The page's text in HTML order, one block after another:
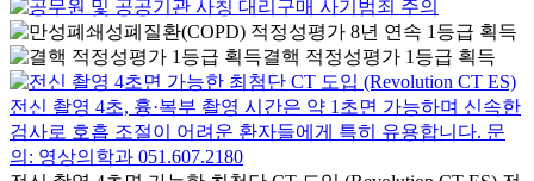
결핵 적정성평가 1등급 획득